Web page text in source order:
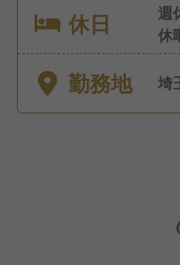
休日
週
休
始
休
勤務地 埼